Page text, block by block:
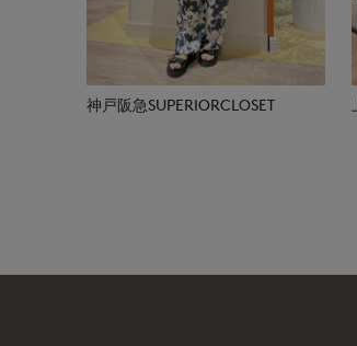
神戸阪急SUPERIORCLOSET